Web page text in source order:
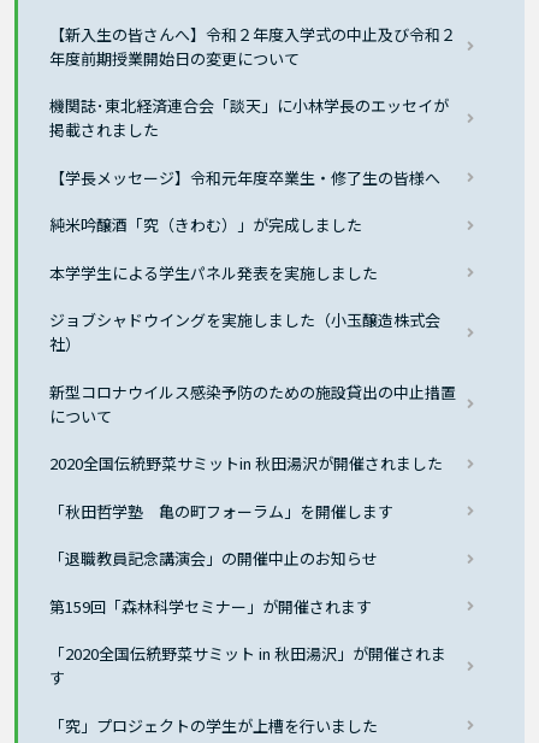
【新入生の皆さんへ】令和２年度入学式の中止及び令和２
年度前期授業開始日の変更について
機関誌･東北経済連合会「談天」に小林学長のエッセイが
掲載されました
【学長メッセージ】令和元年度卒業生・修了生の皆様へ
純米吟醸酒「究（きわむ）」が完成しました
本学学生による学生パネル発表を実施しました
ジョブシャドウイングを実施しました（小玉醸造株式会
社）
新型コロナウイルス感染予防のための施設貸出の中止措置
について
2020全国伝統野菜サミットin 秋田湯沢が開催されました
「秋田哲学塾 亀の町フォーラム」を開催します
「退職教員記念講演会」の開催中止のお知らせ
第159回「森林科学セミナー」が開催されます
「2020全国伝統野菜サミット in 秋田湯沢」が開催されま
す
「究」プロジェクトの学生が上槽を行いました